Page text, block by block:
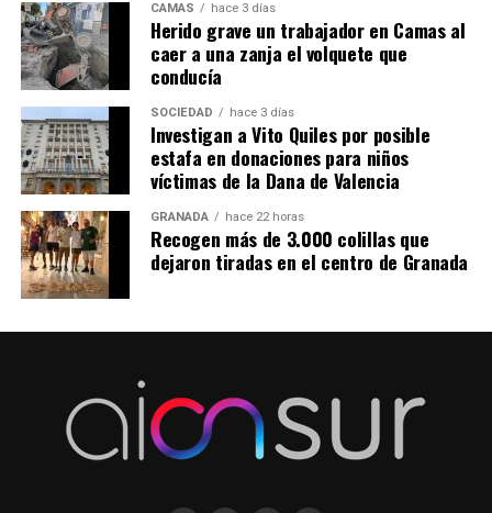
CAMAS hace 3 días
Herido grave un trabajador en Camas al
caer a una zanja el volquete que
conducía
SOCIEDAD hace 3 días
Investigan a Vito Quiles por posible
estafa en donaciones para niños
víctimas de la Dana de Valencia
GRANADA hace 22 horas
Recogen más de 3.000 colillas que
dejaron tiradas en el centro de Granada